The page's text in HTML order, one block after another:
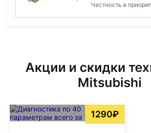
Честность в
Акции и скидки
Mitsubishi
1290₽